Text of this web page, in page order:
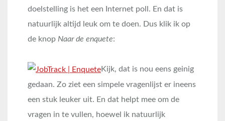
doelstelling is het een Internet poll. En dat is
natuurlijk altijd leuk om te doen. Dus klik ik op
de knop Naar de enquete:
Kijk, dat is nou eens geinig
gedaan. Zo ziet een simpele vragenlijst er ineens
een stuk leuker uit. En dat helpt mee om de
vragen in te vullen, hoewel ik natuurlijk